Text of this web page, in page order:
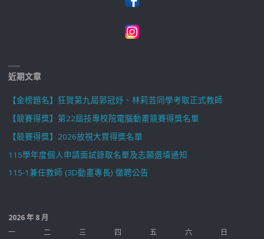
近期文章
【金榜題名】狂賀第九屆郭冠妤、林莉芸同學考取正式教師
【競賽得獎】第22屆技專校院電腦動畫競賽得獎名單
【競賽得獎】2026放視大賞得獎名單
115學年度個人申請面試錄取名單及志願選填通知
115-1兼任教師 (3D動畫專長) 徵聘公告
2026 年 8 月
一
二 三 四 五 六
日